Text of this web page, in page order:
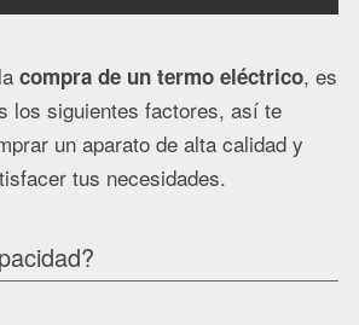
compra de un termo eléctrico, es
los siguientes factores, así te
un aparato de alta calidad y
tus necesidades.